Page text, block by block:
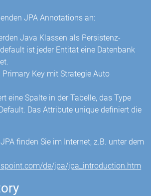
JPA Annotations an:
Java Klassen als Persistenz-
ist jeder Entität eine Datenbank
Primary Key mit Strategie Auto
eine Spalte in der Tabelle, das Type
Das Attribute unique definiert die
finden Sie im Internet, z.B. unter dem
de/jpa/jpa_introduction.htm